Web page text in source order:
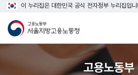
이 누리집은 대한민국 공식 전자정부 누리집입
고용노동부